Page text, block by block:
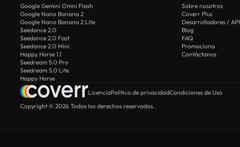
Google Gemini Omni Flash
Google Nano Banana 2
Google Nano Banana 2 Lite
Seedance 2.0
Seedance 2.0 Fast
Seedance 2.0 Mini
Happy Horse 1.1
Seedream 5.0 Pro
Seedream 5.0 Lite
Happy Horse
Sobre nosotros
Coverr Plus
Desarrolladores / API
Blog
FAQ
Promociona
Contáctanos
LicenciaPolítica de privacidadCondiciones de Uso
Copyright © 2026 Todos los derechos reservados.